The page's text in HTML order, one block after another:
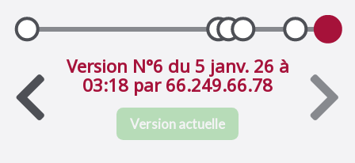
Version N°6 du 5 janv. 26 à
03:18 par 66.249.66.78
Version actuelle